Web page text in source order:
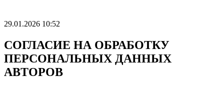
29.01.2026 10:52
СОГЛАСИЕ НА ОБРАБОТКУ
ПЕРСОНАЛЬНЫХ ДАННЫХ
АВТОРОВ